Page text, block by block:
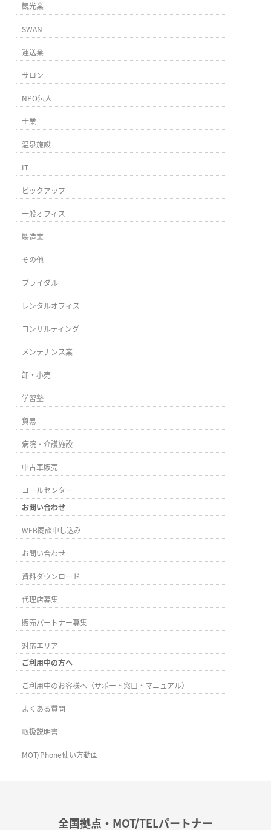
観光業
SWAN
運送業
サロン
NPO法人
士業
温泉施設
IT
ピックアップ
一般オフィス
製造業
その他
ブライダル
レンタルオフィス
コンサルティング
メンテナンス業
卸・小売
学習塾
貿易
病院・介護施設
中古車販売
コールセンター
お問い合わせ
WEB商談申し込み
お問い合わせ
資料ダウンロード
代理店募集
販売パートナー募集
対応エリア
ご利用中の方へ
ご利用中のお客様へ（サポート窓口・マニュアル）
よくある質問
取扱説明書
MOT/Phone使い方動画
全国拠点・MOT/TELパートナー